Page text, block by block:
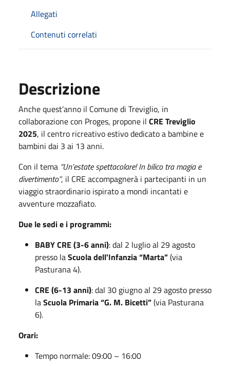
Allegati
Contenuti correlati
Descrizione
Anche quest’anno il Comune di Treviglio, in
collaborazione con Proges, propone il CRE Treviglio
2025, il centro ricreativo estivo dedicato a bambine e
bambini dai 3 ai 13 anni.
Con il tema “Un’estate spettacolare! In bilico tra magia e
divertimento”, il CRE accompagnerà i partecipanti in un
viaggio straordinario ispirato a mondi incantati e
avventure mozzafiato.
Due le sedi e i programmi:
BABY CRE (3-6 anni): dal 2 luglio al 29 agosto
presso laScuola dell'Infanzia “Marta”(via
Pasturana 4).
CRE (6-13 anni): dal 30 giugno al 29 agosto presso
laScuola Primaria “G. M. Bicetti”(via Pasturana
6).
Orari:
Tempo normale: 09:00 – 16:00